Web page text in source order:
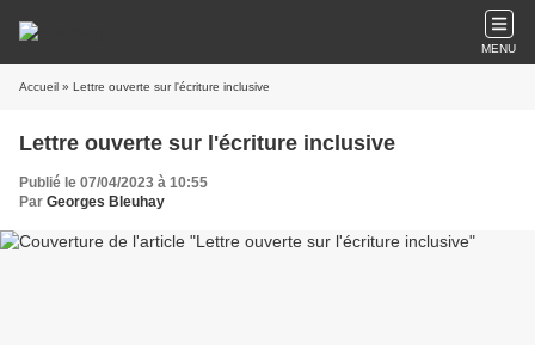
MENU
Accueil » Lettre ouverte sur l'écriture inclusive
Lettre ouverte sur l'écriture inclusive
Publié le 07/04/2023 à 10:55
Par Georges Bleuhay